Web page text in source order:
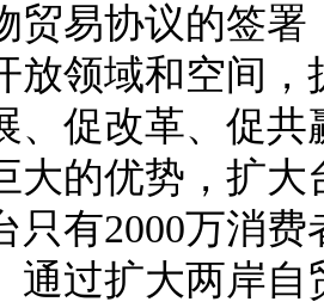
贸易协议的签
放领域和空间
、促改革、促
大的优势，扩
只有2000万消
通过扩大两岸